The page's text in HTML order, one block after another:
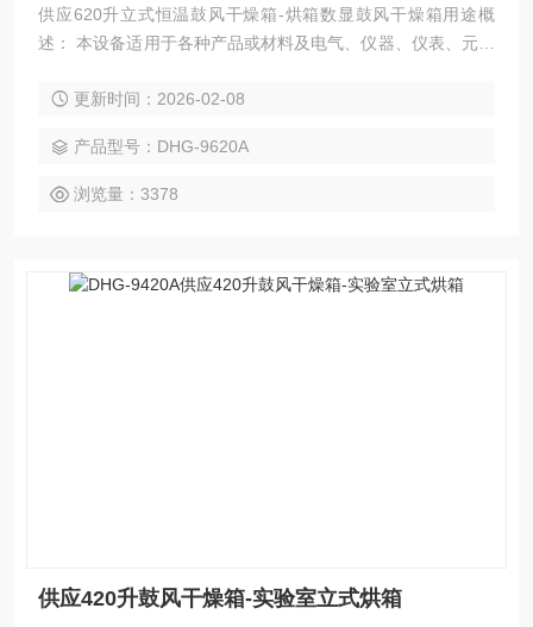
供应620升立式恒温鼓风干燥箱-烘箱数显鼓风干燥箱用途概
述： 本设备适用于各种产品或材料及电气、仪器、仪表、元器
品、五金工具在恒温环境条件下作干燥处理和各种恒温适应性
更新时间：2026-02-08
产品型号：DHG-9620A
浏览量：3378
供应420升鼓风干燥箱-实验室立式烘箱